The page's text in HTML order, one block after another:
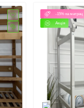
-15% на матрац
Акція